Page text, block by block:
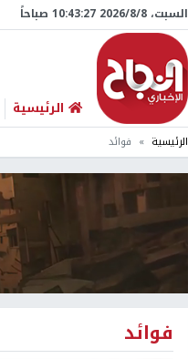
السبت، 8/‏8/‏2026 10:43:28 صباحاً
الرئيسية
الرئيسية فوائد
فوائد